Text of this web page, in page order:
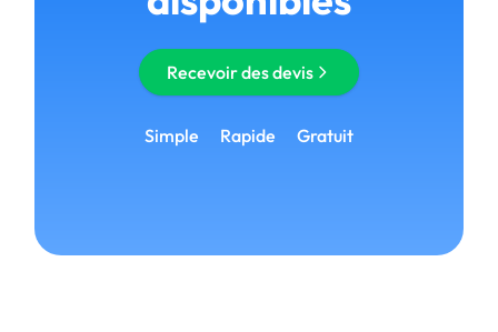
Recevoir des devis
Simple Rapide Gratuit